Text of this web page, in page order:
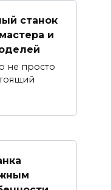
станок
и
не просто